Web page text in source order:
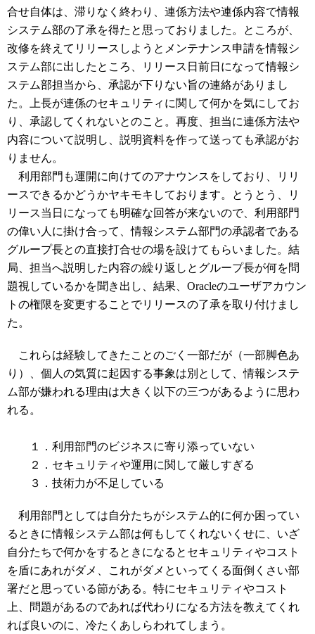
合せ自体は、滞りなく終わり、連係方法や連係内容で情報
システム部の了承を得たと思っておりました。ところが、
改修を終えてリリースしようとメンテナンス申請を情報シ
ステム部に出したところ、リリース日前日になって情報シ
ステム部担当から、承認が下りない旨の連絡がありまし
た。上長が連係のセキュリティに関して何かを気にしてお
り、承認してくれないとのこと。再度、担当に連係方法や
内容について説明し、説明資料を作って送っても承認がお
りません。
利用部門も運開に向けてのアナウンスをしており、リリ
ースできるかどうかヤキモキしております。とうとう、リ
リース当日になっても明確な回答が来ないので、利用部門
の偉い人に掛け合って、情報システム部門の承認者である
グループ長との直接打合せの場を設けてもらいました。結
局、担当へ説明した内容の繰り返しとグループ長が何を問
題視しているかを聞き出し、結果、Oracleのユーザアカウン
トの権限を変更することでリリースの了承を取り付けまし
た。
これらは経験してきたことのごく一部だが（一部脚色あ
り）、個人の気質に起因する事象は別として、情報システ
ム部が嫌われる理由は大きく以下の三つがあるように思わ
れる。
１．利用部門のビジネスに寄り添っていない
２．セキュリティや運用に関して厳しすぎる
３．技術力が不足している
利用部門としては自分たちがシステム的に何か困ってい
るときに情報システム部は何もしてくれないくせに、いざ
自分たちで何かをするときになるとセキュリティやコスト
を盾にあれがダメ、これがダメといってくる面倒くさい部
署だと思っている節がある。特にセキュリティやコスト
上、問題があるのであれば代わりになる方法を教えてくれ
れば良いのに、冷たくあしらわれてしまう。